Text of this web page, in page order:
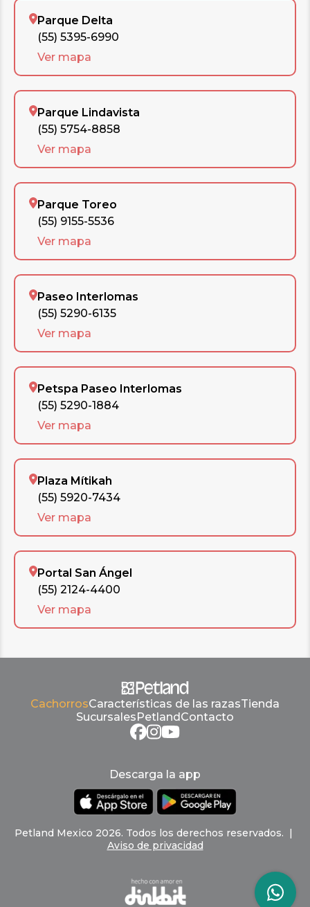
Parque Delta
(55) 5395-6990
Ver mapa
Parque Lindavista
(55) 5754-8858
Ver mapa
Parque Toreo
(55) 9155-5536
Ver mapa
Paseo Interlomas
(55) 5290-6135
Ver mapa
Petspa Paseo Interlomas
(55) 5290-1884
Ver mapa
Plaza Mítikah
(55) 5920-7434
Ver mapa
Portal San Ángel
(55) 2124-4400
Ver mapa
CachorrosCaracterísticas de las razasTienda
Sucursales Petland Contacto
Descarga la app
Petland Mexico 2026. Todos los derechos reservados. |
Aviso de privacidad